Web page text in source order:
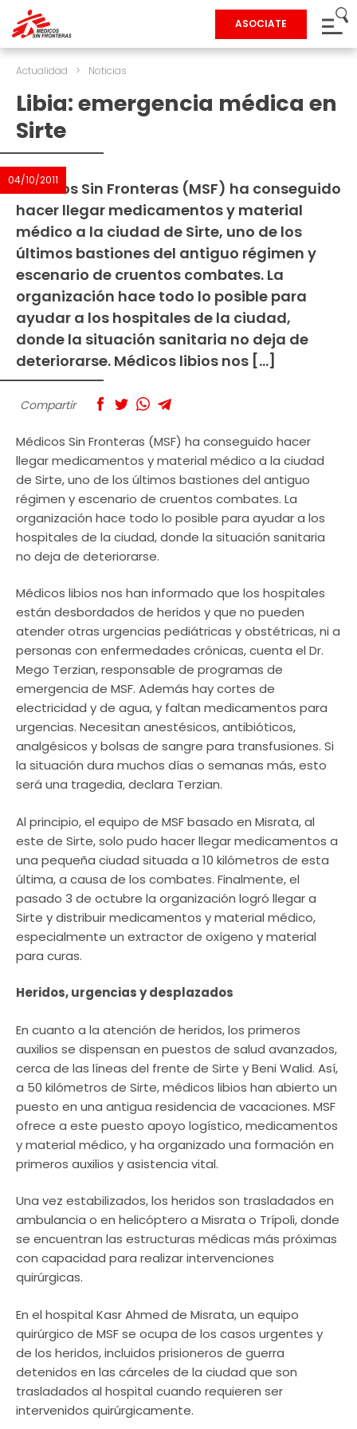
ASOCIATE
Actualidad > Noticias
Libia: emergencia médica en
Sirte
04/10/2011
Médicos Sin Fronteras (MSF) ha conseguido
hacer llegar medicamentos y material
médico a la ciudad de Sirte, uno de los
últimos bastiones del antiguo régimen y
escenario de cruentos combates. La
organización hace todo lo posible para
ayudar a los hospitales de la ciudad,
donde la situación sanitaria no deja de
deteriorarse. Médicos libios nos […]
Compartir
Médicos Sin Fronteras (MSF) ha conseguido hacer
llegar medicamentos y material médico a la ciudad
de Sirte, uno de los últimos bastiones del antiguo
régimen y escenario de cruentos combates. La
organización hace todo lo posible para ayudar a los
hospitales de la ciudad, donde la situación sanitaria
no deja de deteriorarse.
Médicos libios nos han informado que los hospitales
están desbordados de heridos y que no pueden
atender otras urgencias pediátricas y obstétricas, ni a
personas con enfermedades crónicas, cuenta el Dr.
Mego Terzian, responsable de programas de
emergencia de MSF. Además hay cortes de
electricidad y de agua, y faltan medicamentos para
urgencias. Necesitan anestésicos, antibióticos,
analgésicos y bolsas de sangre para transfusiones. Si
la situación dura muchos días o semanas más, esto
será una tragedia, declara Terzian.
Al principio, el equipo de MSF basado en Misrata, al
este de Sirte, solo pudo hacer llegar medicamentos a
una pequeña ciudad situada a 10 kilómetros de esta
última, a causa de los combates. Finalmente, el
pasado 3 de octubre la organización logró llegar a
Sirte y distribuir medicamentos y material médico,
especialmente un extractor de oxígeno y material
para curas.
Heridos, urgencias y desplazados
En cuanto a la atención de heridos, los primeros
auxilios se dispensan en puestos de salud avanzados,
cerca de las líneas del frente de Sirte y Beni Walid. Así,
a 50 kilómetros de Sirte, médicos libios han abierto un
puesto en una antigua residencia de vacaciones. MSF
ofrece a este puesto apoyo logístico, medicamentos
y material médico, y ha organizado una formación en
primeros auxilios y asistencia vital.
Una vez estabilizados, los heridos son trasladados en
ambulancia o en helicóptero a Misrata o Trípoli, donde
se encuentran las estructuras médicas más próximas
con capacidad para realizar intervenciones
quirúrgicas.
En el hospital Kasr Ahmed de Misrata, un equipo
quirúrgico de MSF se ocupa de los casos urgentes y
de los heridos, incluidos prisioneros de guerra
detenidos en las cárceles de la ciudad que son
trasladados al hospital cuando requieren ser
intervenidos quirúrgicamente.